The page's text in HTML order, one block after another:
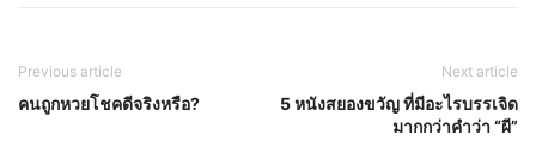
Previous article
คนถูกหวยโชคดีจริงหรือ?
Next article
5 หนังสยองขวัญ ที่มีอะไรบรรเจิด
มากกว่าคำว่า “ผี”